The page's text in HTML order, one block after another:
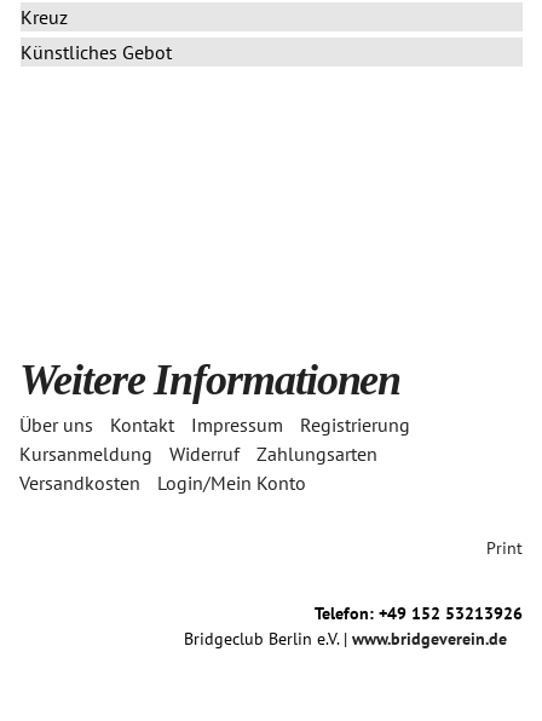
Kreuz
Künstliches Gebot
Weitere Informationen
Über uns Kontakt Impressum
Registrierung
Kursanmeldung
Widerruf
Zahlungsarten
Versandkosten
Login/Mein Konto
Print
Telefon: +49 152 53213926
Bridgeclub Berlin e.V. | www.bridgeverein.de